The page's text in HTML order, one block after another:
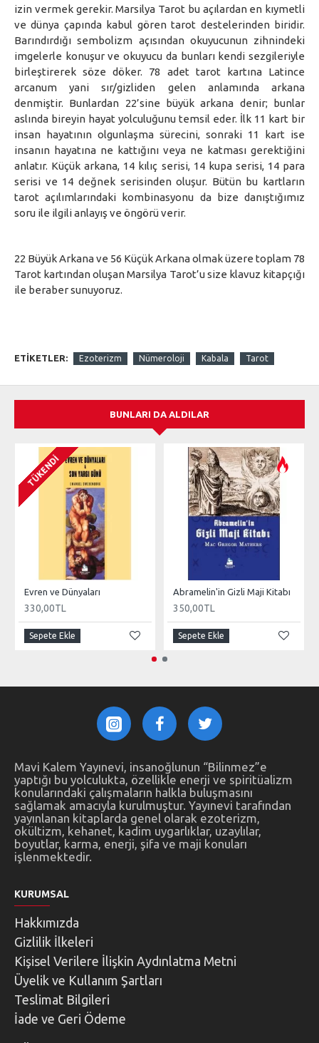
izin vermek gerekir. Marsilya Tarot bu açılardan en kıymetli
ve dünya çapında kabul gören tarot destelerinden biridir.
Barındırdığı sembolizm açısından okuyucunun zihnindeki
imgelerle konuşur ve okuyucu da bunları kendi sezgileriyle
birleştirerek söze döker. 78 adet tarot kartına Latince
arcanum yani sır/gizliden gelen anlamında arkana
denmiştir. Bunlardan 22’sine büyük arkana denir; bunlar
aslında bireyin hayat yolculuğunu temsil eder. İlk 11 kart bir
insan hayatının olgunlaşma sürecini, sonraki 11 kart ise
insanın hayatına ne kattığını veya ne katması gerektiğini
anlatır. Küçük arkana, 14 kılıç serisi, 14 kupa serisi, 14 para
serisi ve 14 değnek serisinden oluşur. Bütün bu kartların
tarot açılımlarındaki kombinasyonu da bize danıştığımız
soru ile ilgili anlayış ve öngörü verir.
22 Büyük Arkana ve 56 Küçük Arkana olmak üzere toplam 78
Tarot kartından oluşan Marsilya Tarot’u size klavuz kitapçığı
ile beraber sunuyoruz.
ETIKETLER: Ezoterizm Nümeroloji Kabala Tarot
BUNLARI DA ALDILAR
TÜKENDI
Evren ve Dünyaları
330,00TL
Sepete Ekle
Abramelin'in Gizli Maji Kitabı
350,00TL
Sepete Ekle
Mavi Kalem Yayınevi, insanoğlunun “Bilinmez”e
yaptığı bu yolculukta, özellikle enerji ve spiritüalizm
konularındaki çalışmaların halkla buluşmasını
sağlamak amacıyla kurulmuştur. Yayınevi tarafından
yayınlanan kitaplarda genel olarak ezoterizm,
okültizm, kehanet, kadim uygarlıklar, uzaylılar,
boyutlar, karma, enerji, şifa ve maji konuları
işlenmektedir.
KURUMSAL
Hakkımızda
Gizlilik İlkeleri
Kişisel Verilere İlişkin Aydınlatma Metni
Üyelik ve Kullanım Şartları
Teslimat Bilgileri
İade ve Geri Ödeme